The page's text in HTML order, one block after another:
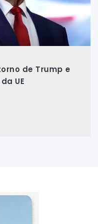
de Trump e
UE